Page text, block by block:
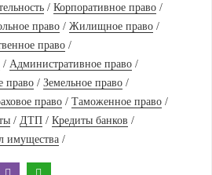
/ Корпоративное право /
право / Жилищное право /
право /
/ Административное право /
право / Земельное право /
право / Таможенное право /
/ ДТП / Кредиты банков /
имущества /